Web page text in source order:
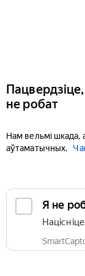
не робат
Нам вельмі шкада,
аўтаматычных.
Я не